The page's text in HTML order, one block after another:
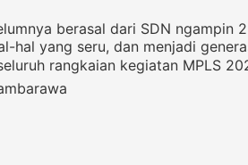
berasal dari SDN
seru, dan menjadi generasi
rangkaian kegiatan MPLS